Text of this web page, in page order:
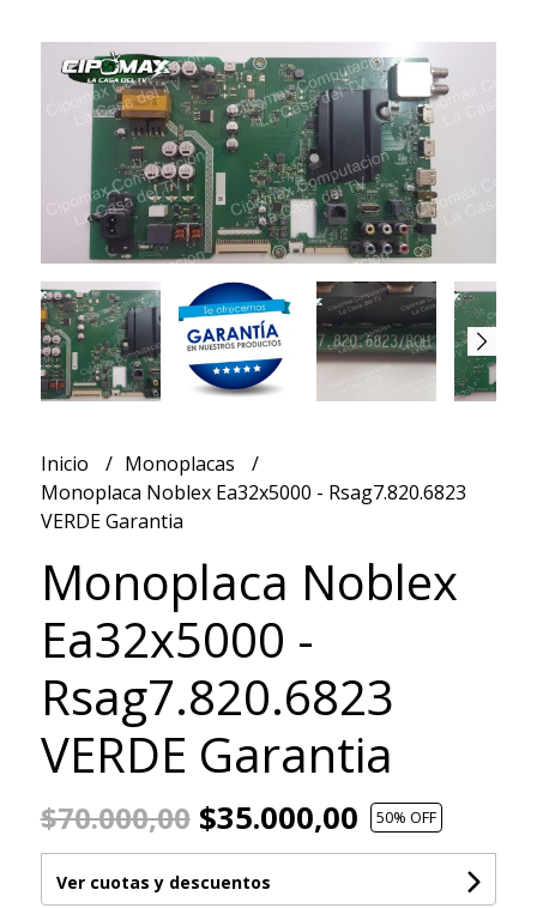
Inicio
Monoplacas
Monoplaca Noblex Ea32x5000 - Rsag7.820.6823
VERDE Garantia
Monoplaca Noblex
Ea32x5000 -
Rsag7.820.6823
VERDE Garantia
$70.000,00$35.000,00 50% OFF
Ver cuotas y descuentos